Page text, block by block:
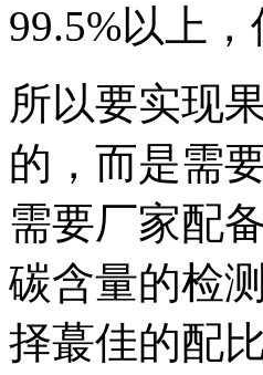
99.5%以上
所以要实现
的，而是需
需要厂家配
碳含量的检
择蕞佳的配